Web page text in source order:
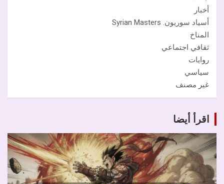
أخبار
أسياد سوريون. Syrian Masters
المناخ
ثقافي اجتماعي
روايات
سياسي
غير مصنف
اقرأ أيضا